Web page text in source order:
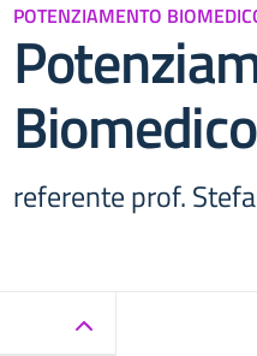
POTENZIAMENTO
Biomedico
referente prof.